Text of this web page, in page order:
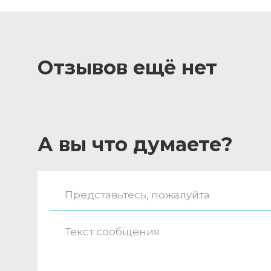
Отзывов ещё нет
А вы что думаете?